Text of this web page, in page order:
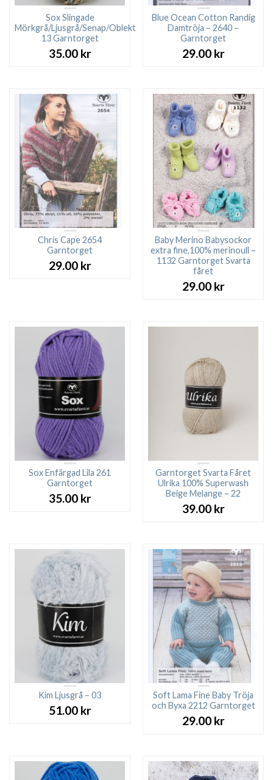
Sox Slingade
Mörkgrå/Ljusgrå/Senap/Oblekt
13 Garntorget
35.00 kr
Blue Ocean Cotton Randig
Damtröja – 2640 –
Garntorget
29.00 kr
Chris Cape 2654
Garntorget
29.00 kr
Baby Merino Babysockor
extra fine,100% merinoull –
1132 Garntorget Svarta
fåret
29.00 kr
Sox Enfärgad Lila 261
Garntorget
35.00 kr
Garntorget Svarta Fåret
Ulrika 100% Superwash
Beige Melange – 22
39.00 kr
Kim Ljusgrå – 03
51.00 kr
Soft Lama Fine Baby Tröja
och Byxa 2212 Garntorget
29.00 kr